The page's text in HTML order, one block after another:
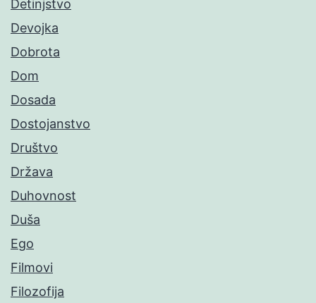
Detinjstvo
Devojka
Dobrota
Dom
Dosada
Dostojanstvo
Društvo
Država
Duhovnost
Duša
Ego
Filmovi
Filozofija